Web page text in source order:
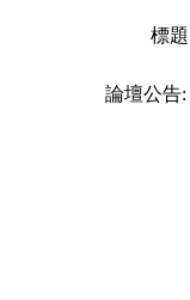
標題
論壇公告: